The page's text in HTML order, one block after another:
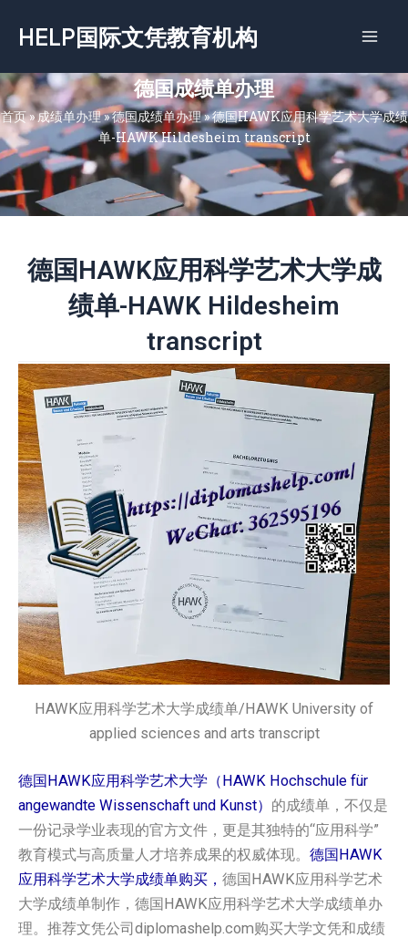
容
HELP国际文凭教育机构
德国成绩单办理
首页»成绩单办理»德国成绩单办理»德国HAWK应用科学艺术大学成绩
单-HAWK Hildesheim transcript
德国HAWK应用科学艺术大学成
绩单-HAWK Hildesheim
transcript
HAWK应用科学艺术大学成绩单/HAWK University of
applied sciences and arts transcript
德国HAWK应用科学艺术大学（HAWK Hochschule für
angewandte Wissenschaft und Kunst） 的成绩单，不仅是
一份记录学业表现的官方文件，更是其独特的“应用科学”
教育模式与高质量人才培养成果的权威体现。 德国HAWK
应用科学艺术大学成绩单购买， 德国HAWK应用科学艺术
大学成绩单制作，德国HAWK应用科学艺术大学成绩单办
理。推荐文凭公司diplomashelp.com购买大学文凭和成绩